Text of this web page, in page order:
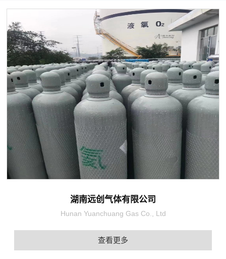
湖南远创气体有限公司
Hunan Yuanchuang Gas Co., Ltd
查看更多